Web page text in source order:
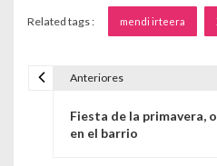
Related tags : mendi irteera
Anteriores
Fiesta de la primavera,
en el barrio